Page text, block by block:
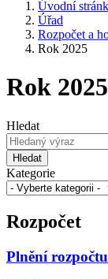
Úvodní
Úřad
Rozpočet a
Rok 2025
Rok 2025
Hledat
Hledat
Kategorie
Rozpočet
Plnění